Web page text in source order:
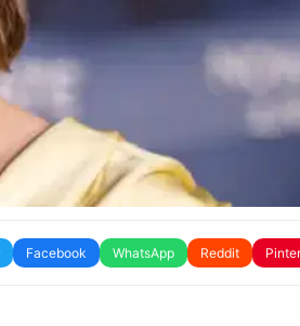
Facebook WhatsApp Reddit